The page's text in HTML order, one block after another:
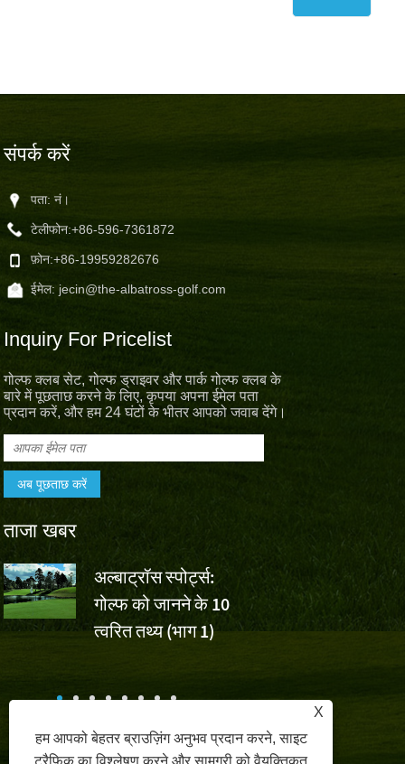
संपर्क करें
पता: नं।
टेलीफोन:+86-596-7361872
फ़ोन:+86-19959282676
ईमेल: jecin@the-albatross-golf.com
Inquiry For Pricelist
गोल्फ क्लब सेट, गोल्फ ड्राइवर और पार्क गोल्फ क्लब के
बारे में पूछताछ करने के लिए, कृपया अपना ईमेल पता
प्रदान करें, और हम 24 घंटों के भीतर आपको जवाब देंगे।
ताजा खबर
अल्बाट्रॉस स्पोर्ट्स:
गोल्फ को जानने के 10
त्वरित तथ्य (भाग 1)
वॉल्वो
वू एशुन की
लिए अल्बाट्रॉस स्पोर्ट्स
X
हम आपको बेहतर ब्राउज़िंग अनुभव प्रदान करने, साइट
ट्रैफ़िक का विश्लेषण करने और सामग्री को वैयक्तिकृत